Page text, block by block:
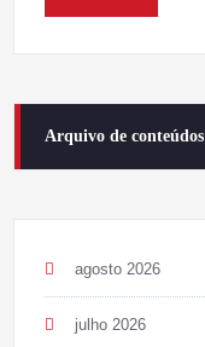
Arquivo de conteúdos
agosto 2026
julho 2026